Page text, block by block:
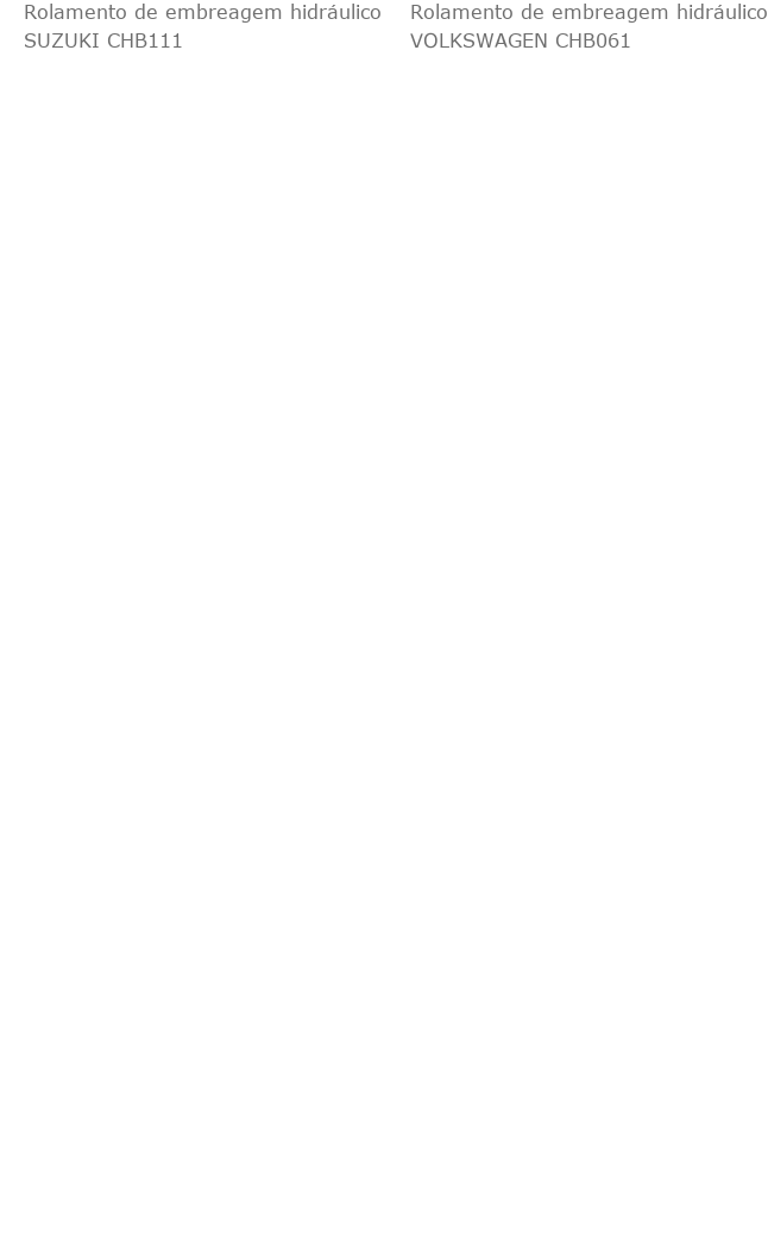
Rolamento de embreagem hidráulico
SUZUKI CHB111
Rolamento de embreagem hidráulico
VOLKSWAGEN CHB061